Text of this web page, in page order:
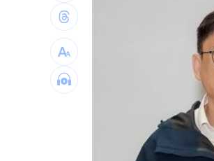
綠5戰將推父親節影
快移車！新北高灘地
奉獻醫學研究逾40年
台灣彩券開獎直播中
LIVE三立+24小時直播